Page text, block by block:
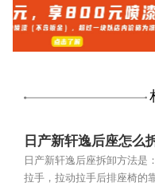
日产新轩逸后座怎么
日产新轩逸后座拆卸方法是
拉手，拉动拉手后排座椅的